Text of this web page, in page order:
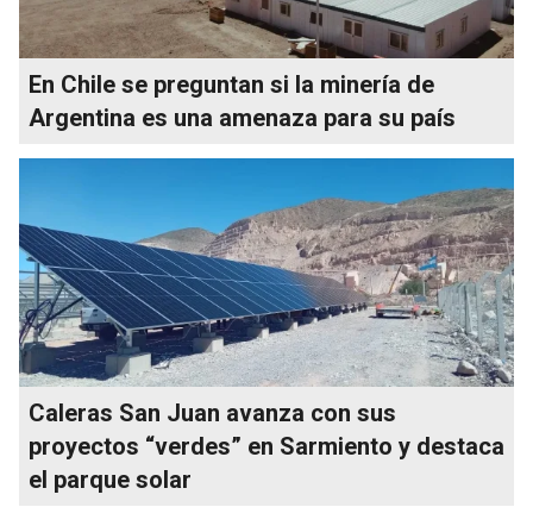
En Chile se preguntan si la minería de
Argentina es una amenaza para su país
Caleras San Juan avanza con sus
proyectos “verdes” en Sarmiento y destaca
el parque solar